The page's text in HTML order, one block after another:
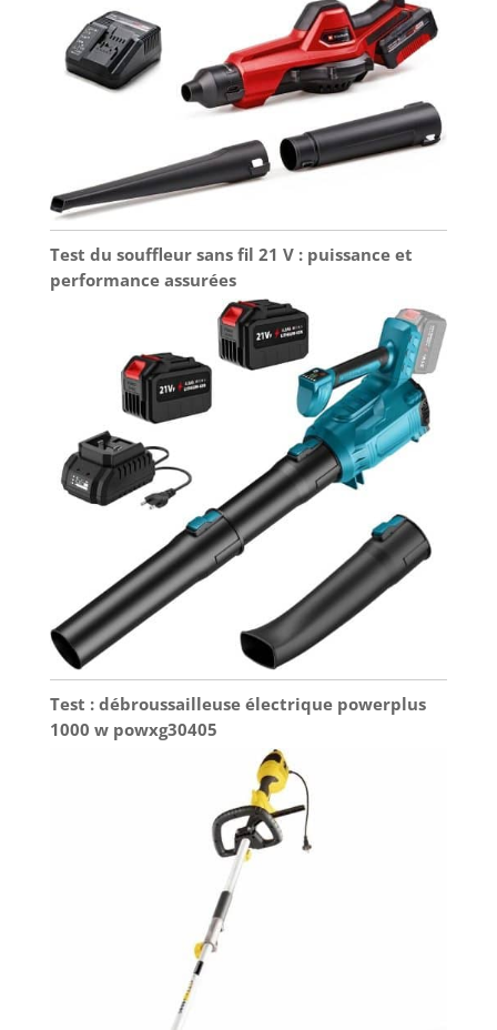
Test du souffleur sans fil 21 V : puissance et
performance assurées
Test : débroussailleuse électrique powerplus
1000 w powxg30405